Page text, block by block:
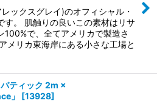
レックスグレイ)のオフィシャル・
す。 肌触りの良いこの素材はリサ
100%で、全てアメリカで製造さ
メリカ東海岸にある小さな工場と
ティック 2m ×
」
[13928]